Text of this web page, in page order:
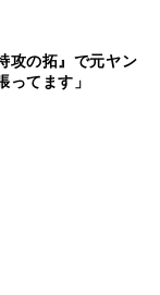
攻の拓』で元ヤン
ってます」